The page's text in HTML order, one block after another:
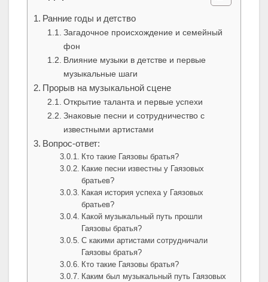
Ранние годы и детство
Загадочное происхождение и семейный
фон
Влияние музыки в детстве и первые
музыкальные шаги
Прорыв на музыкальной сцене
Открытие таланта и первые успехи
Знаковые песни и сотрудничество с
известными артистами
Вопрос-ответ:
Кто такие Гаязовы братья?
Какие песни известны у Гаязовых
братьев?
Какая история успеха у Гаязовых
братьев?
Какой музыкальный путь прошли
Гаязовы братья?
С какими артистами сотрудничали
Гаязовы братья?
Кто такие Гаязовы братья?
Каким был музыкальный путь Гаязовых